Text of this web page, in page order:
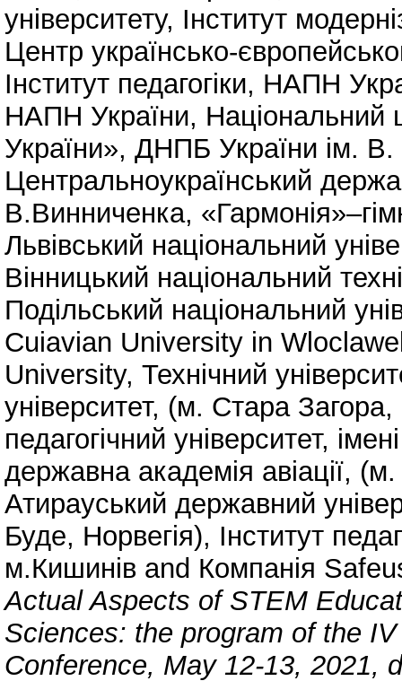
університету, Інститут
Центр українсько-
Інститут педагогіки, НАПН
НАПН України, Національний
України», ДНПБ України ім.
Центральноукраїнський
В.Винниченка,
Львівський національний
Вінницький національний
Подільський національний
Cuiavian University in
University, Технічний
університет, (м. Стара Загора,
педагогічний університет,
державна академія авіації,
Атирауський державний
Буде, Норвегія), Інститут
м.Кишинів and Компанія
Actual Aspects of STEM
Sciences: the program of the
Conference, May 12-13, 2021,